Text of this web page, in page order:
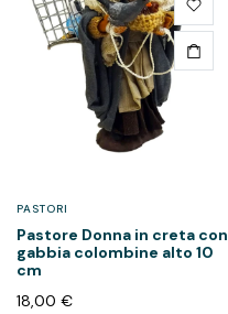
PASTORI
Pastore Donna in creta con
gabbia colombine alto 10
cm
18,00 €